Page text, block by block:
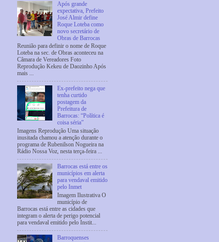
Após grande
expectativa, Prefeito
José Almir define
Roque Loteba como
novo secretário de
Obras de Barrocas
Reunião para definir o nome de Roque
Loteba na sec. de Obras aconteceu na
Câmara de Vereadores Foto
Reprodução Kekeu de Daozinho Após
mais ...
Ex-prefeito nega que
tenha curtido
postagem da
Prefeitura de
Barrocas: “Política é
coisa séria”
Imagens Reprodução Uma situação
inusitada chamou a atenção durante o
programa de Rubenilson Nogueira na
Rádio Nossa Voz, nesta terça-feira ...
Barrocas está entre os
municípios em alerta
para vendaval emitido
pelo Inmet
Imagem Ilustrativa O
município de
Barrocas está entre as cidades que
integram o alerta de perigo potencial
para vendaval emitido pelo Instit...
Barroquenses